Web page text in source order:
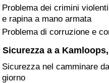
Problema dei crimini
e rapina a mano armata
Problema di corruzione e
Sicurezza a a
Sicurezza nel camminare
giorno
Indice dell’Inquinamento
Indice dell’Inquinamento